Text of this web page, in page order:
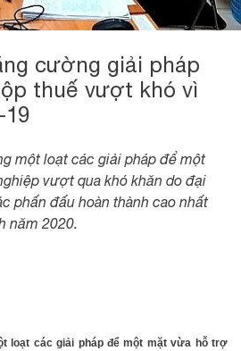
cường giải pháp
thuế vượt khó vì
một loạt các giải pháp để một
vượt qua khó khăn do đại
phấn đấu hoàn thành cao nhất
năm 2020.
loạt các giải pháp để một mặt vừa hỗ trợ